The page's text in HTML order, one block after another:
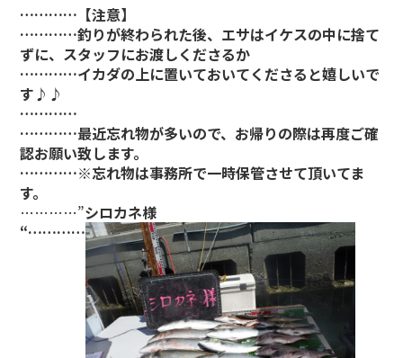
…………【注意】
…………釣りが終わられた後、エサはイケスの中に捨て
ずに、スタッフにお渡しくださるか
…………イカダの上に置いておいてくださると嬉しいで
す♪♪
…………
…………最近忘れ物が多いので、お帰りの際は再度ご確
認お願い致します。
…………※忘れ物は事務所で一時保管させて頂いてま
す。
…………”シロカネ様
“…………